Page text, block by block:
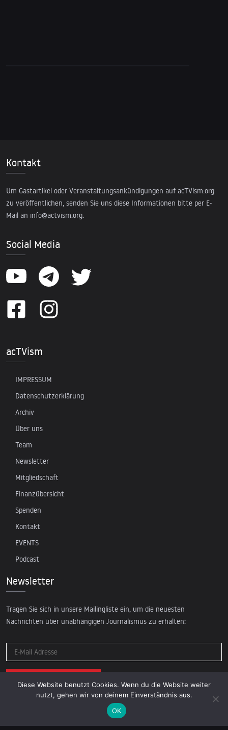
Kontakt
Um Gastartikel oder Veranstaltungsankündigungen auf acTVism.org
zu veröffentlichen, senden Sie uns diese Informationen bitte per E-
Mail an info@actvism.org.
Social Media
acTVism
IMPRESSUM
Datenschutzerklärung
Archiv
Über uns
Team
Newsletter
Mitgliedschaft
Finanzübersicht
Spenden
Kontakt
EVENTS
Podcast
Newsletter
Tragen Sie sich in unsere Mailingliste ein, um die neuesten
Nachrichten über unabhängigen Journalismus zu erhalten:
© 2026 AcTVism Munich e.V. | All rights reserved.
Diese Website benutzt Cookies. Wenn du die Website weiter
nutzt, gehen wir von deinem Einverständnis aus.
OK